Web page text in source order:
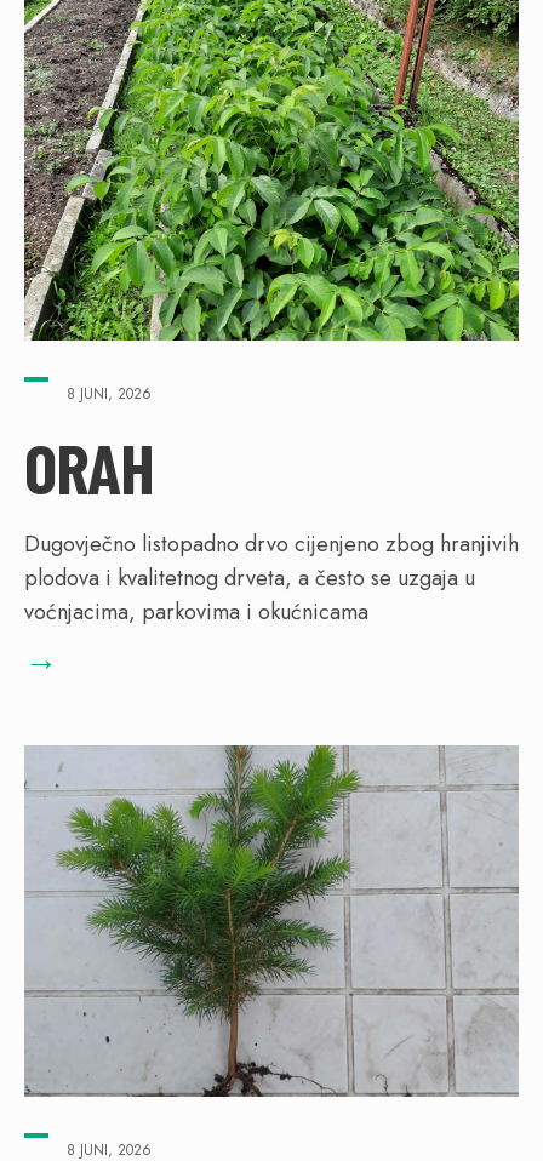
8 JUNI, 2026
ORAH
Dugovječno listopadno drvo cijenjeno zbog hranjivih
plodova i kvalitetnog drveta, a često se uzgaja u
voćnjacima, parkovima i okućnicama
→
8 JUNI, 2026